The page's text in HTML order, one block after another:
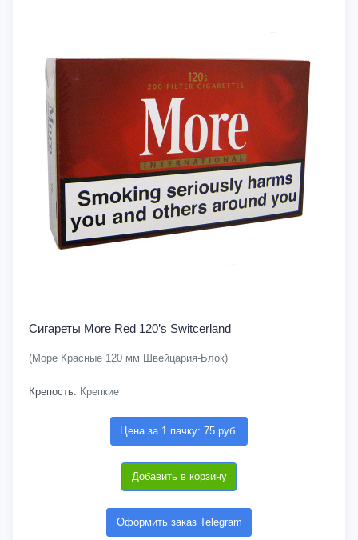
Сигареты More Red 120’s Switcerland
(Море Красные 120 мм Швейцария-Блок)
Крепость: Крепкие
Цена за 1 пачку: 75 руб.
Добавить в корзину
Оформить заказ Telegram